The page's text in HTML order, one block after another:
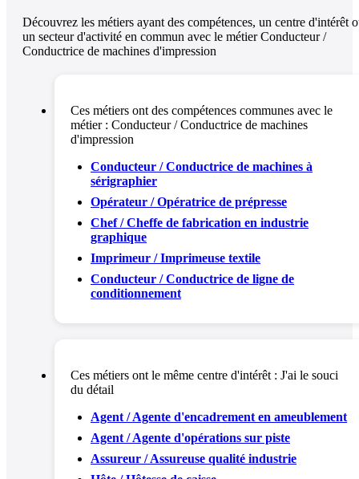
Découvrez les métiers ayant des compétences, un centre d'intérêt
un secteur d'activité en commun avec le métier Conducteur /
Conductrice de machines d'impression
Ces métiers ont des compétences communes avec le
métier : Conducteur / Conductrice de machines
d'impression
Conducteur / Conductrice de machines à
sérigraphier
Opérateur / Opératrice de prépresse
Chef / Cheffe de fabrication en industrie
graphique
Imprimeur / Imprimeuse textile
Conducteur / Conductrice de ligne de
conditionnement
Ces métiers ont le même centre d'intérêt : J'ai le souci
du détail
Agent / Agente d'encadrement en ameublement
Agent / Agente d'opérations sur piste
Assureur / Assureuse qualité industrie